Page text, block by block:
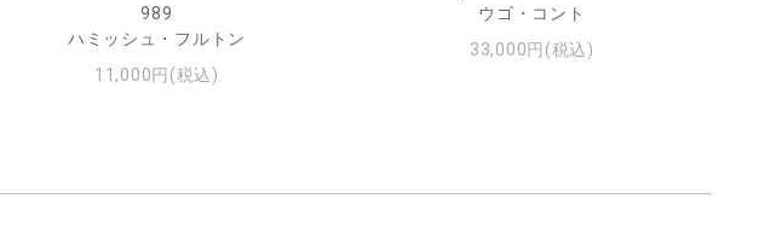
989
ハミッシュ・フルトン
11,000円(税込)
ウゴ・コント
33,000円(税込)